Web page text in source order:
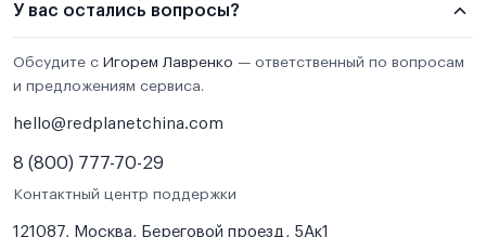
У вас остались вопросы?
Обсудите с Игорем Лавренко — ответственный по вопросам
и предложениям сервиса.
hello@redplanetchina.com
8 (800) 777-70-29
Контактный центр поддержки
121087, Москва, Береговой проезд, 5Ак1